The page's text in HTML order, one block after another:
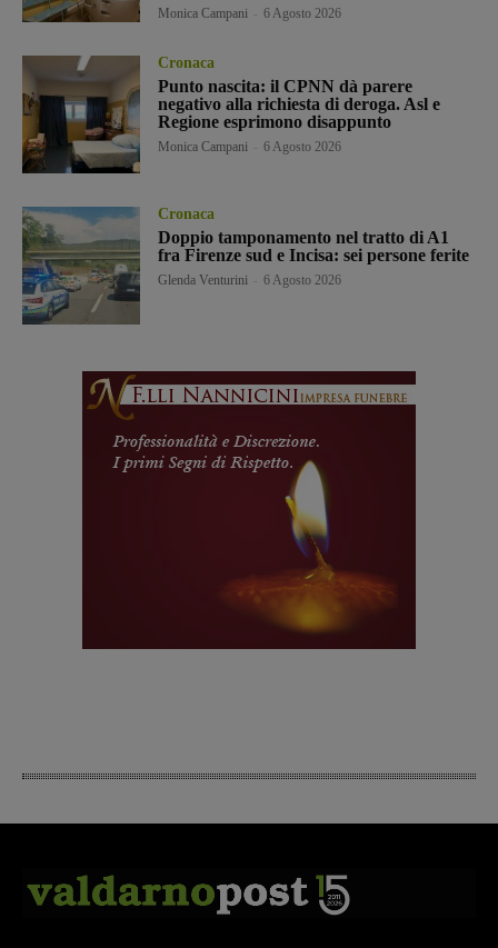
Monica Campani 6 Agosto 2026
Cronaca
Punto nascita: il CPNN dà parere
negativo alla richiesta di deroga. Asl e
Regione esprimono disappunto
Monica Campani 6 Agosto 2026
Cronaca
Doppio tamponamento nel tratto di A1
fra Firenze sud e Incisa: sei persone ferite
Glenda Venturini 6 Agosto 2026